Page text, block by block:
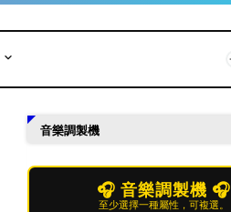
音樂調製機
🎧 音樂調製機 🎧
至少選擇一種屬性，可複選。